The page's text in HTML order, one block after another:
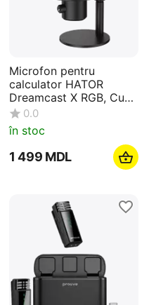
Microfon pentru
calculator HATOR
Dreamcast X RGB, Cu
fir, Negru
0.0
în stoc
1 499 MDL